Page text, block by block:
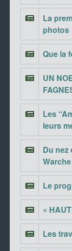
La
photos
Que la
UN
Les
leurs
Du nez
Le
«
Les